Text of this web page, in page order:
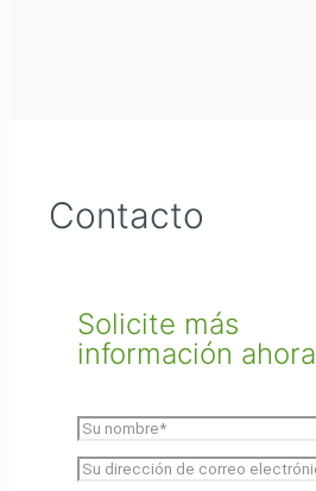
Contacto
Solicite más
información ahora